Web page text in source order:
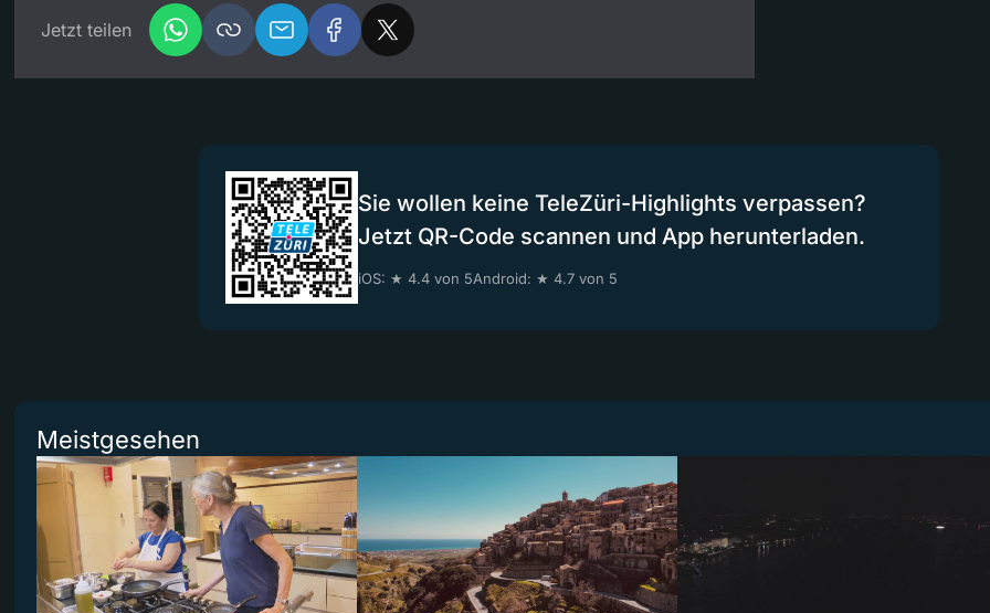
Jetzt teilen
Sie wollen keine TeleZüri-Highlights verpassen?
Jetzt QR-Code scannen und App herunterladen.
iOS: ★ 4.4 von 5Android: ★ 4.7 von 5
Meistgesehen